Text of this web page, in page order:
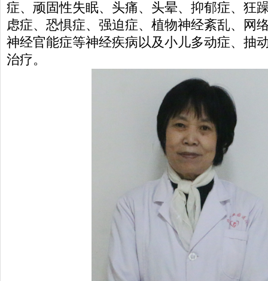
症、顽固性失眠、头痛、头晕、抑郁症、狂
虑症、恐惧症、强迫症、植物神经紊乱、网
神经官能症等神经疾病以及小儿多动症、抽
治疗。